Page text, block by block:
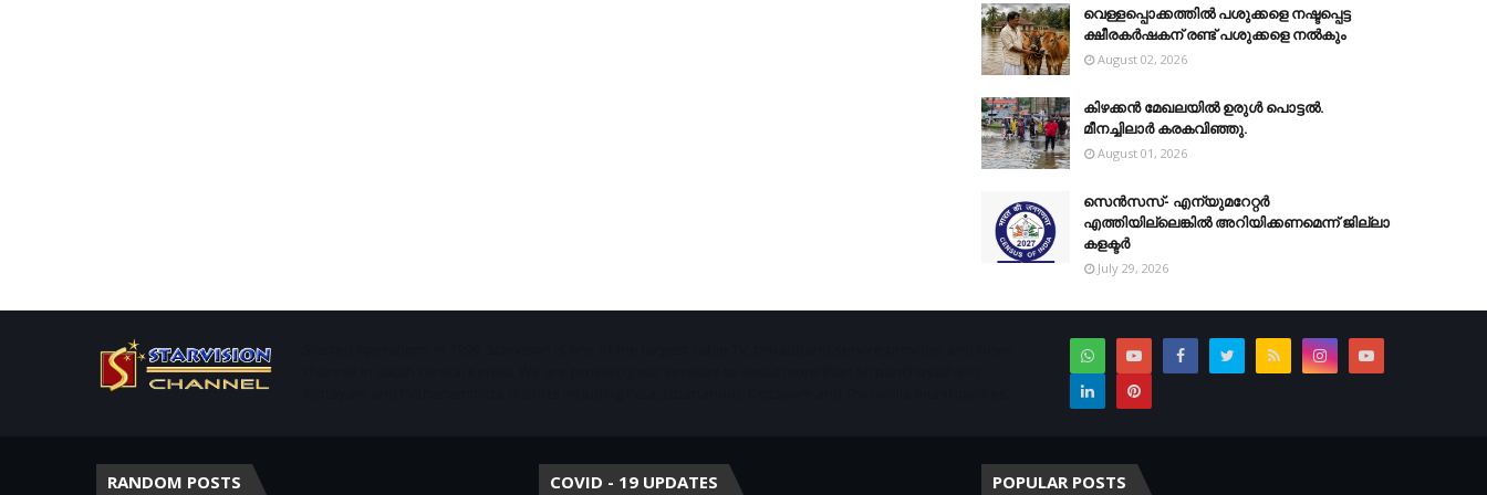
വെള്ളപ്പൊക്കത്തില്‍ പശുക്കളെ നഷ്ടപ്പെട്ട
ക്ഷീരകര്‍ഷകന് രണ്ട് പശുക്കളെ നല്‍കും
August 02, 2026
കിഴക്കന്‍ മേഖലയില്‍ ഉരുള്‍ പൊട്ടല്‍.
മീനച്ചിലാര്‍ കരകവിഞ്ഞു.
August 01, 2026
സെന്‍സസ്- എന്യുമറേറ്റര്‍
എത്തിയില്ലെങ്കില്‍ അറിയിക്കണമെന്ന് ജില്ലാ
കളക്ടര്‍
July 29, 2026
RANDOM POSTS COVID - 19 UPDATES POPULAR POSTS